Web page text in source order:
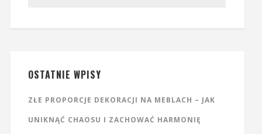
OSTATNIE WPISY
ZŁE PROPORCJE DEKORACJI NA MEBLACH – JAK
UNIKNĄĆ CHAOSU I ZACHOWAĆ HARMONIĘ